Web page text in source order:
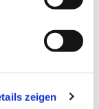
zeigen